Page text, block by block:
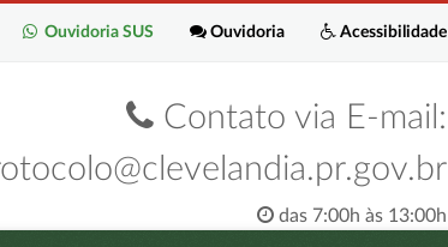
Acessibilidade
Ouvidoria
Ouvidoria SUS
Contato via E-mail:
das 7:00h às 13:00h